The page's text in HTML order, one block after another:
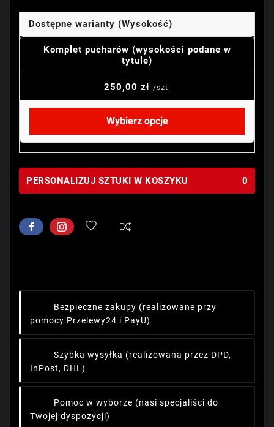
Dostępne warianty (Wysokość)
Komplet pucharów (wysokości podane w
tytule)
250,00 zł /szt.
Wybierz opcje
PERSONALIZUJ SZTUKI W KOSZYKU 0
Bezpieczne zakupy (realizowane przy
pomocy Przelewy24 i PayU)
Szybka wysyłka (realizowana przez DPD,
InPost, DHL)
Pomoc w wyborze (nasi specjaliści do
Twojej dyspozycji)